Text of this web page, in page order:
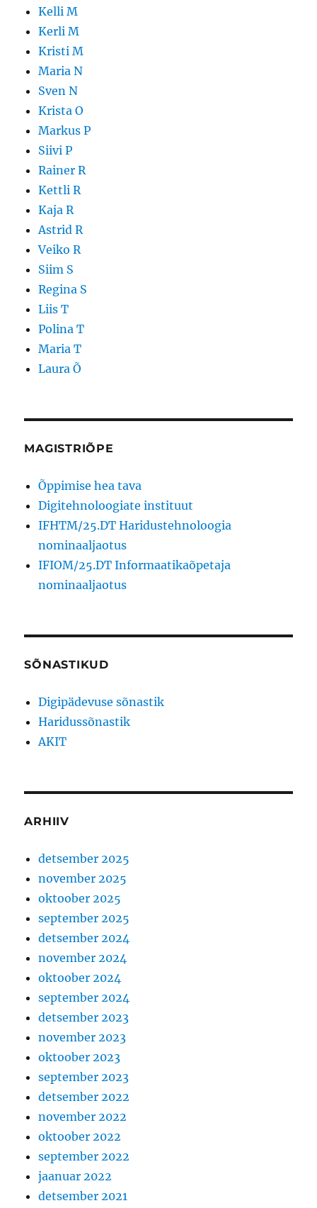
Kelli M
Kerli M
Kristi M
Maria N
Sven N
Krista O
Markus P
Siivi P
Rainer R
Kettli R
Kaja R
Astrid R
Veiko R
Siim S
Regina S
Liis T
Polina T
Maria T
Laura Õ
MAGISTRIÕPE
Õppimise hea tava
Digitehnoloogiate instituut
IFHTM/25.DT Haridustehnoloogia
nominaaljaotus
IFIOM/25.DT Informaatikaõpetaja
nominaaljaotus
SÕNASTIKUD
Digipädevuse sõnastik
Haridussõnastik
AKIT
ARHIIV
detsember 2025
november 2025
oktoober 2025
september 2025
detsember 2024
november 2024
oktoober 2024
september 2024
detsember 2023
november 2023
oktoober 2023
september 2023
detsember 2022
november 2022
oktoober 2022
september 2022
jaanuar 2022
detsember 2021